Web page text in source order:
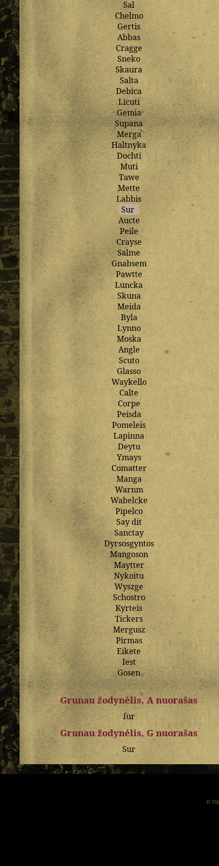
Sal
Chelmo
Gertis
Abbas
Cragge
Sneko
Skaura
Salta
Debica
Licuti
Gemia
Supana
Merga
Haltnyka
Dochti
Muti
Tawe
Mette
Labbis
Sur
Aucte
Peile
Crayse
Salme
Gnabsem
Pawtte
Luncka
Skuna
Meida
Byla
Lynno
Moska
Angle
Scuto
Glasso
Waykello
Calte
Corpe
Peisda
Pomeleis
Lapinna
Deytu
Ymays
Comatter
Manga
Warnm
Wabelcke
Pipelco
Saydit
Sanctay
Dyrsosgyntos
Mangoson
Maytter
Nykoitu
Wyszge
Schostro
Kyrteis
Tickers
Mergusz
Pirmas
Eikete
Iest
Gosen
Grunau žodynėlis, A nuorašas
ſur
Grunau žodynėlis, G nuorašas
Sur
©